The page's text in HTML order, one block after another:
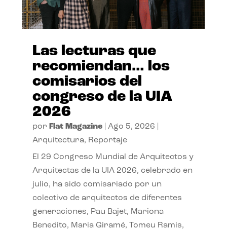
Las lecturas que
recomiendan… los
comisarios del
congreso de la UIA
2026
por Flat Magazine| Ago 5, 2026
Arquitectura, Reportaje
El 29 Congreso Mundial de Arquitectos y
Arquitectas de la UIA 2026, celebrado en
julio, ha sido comisariado por un
colectivo de arquitectos de diferentes
generaciones, Pau Bajet, Mariona
Benedito, Maria Giramé, Tomeu Ramis,